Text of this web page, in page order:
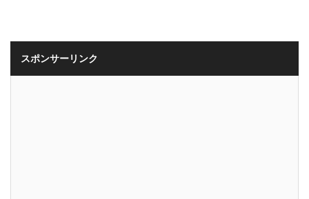
スポンサーリンク